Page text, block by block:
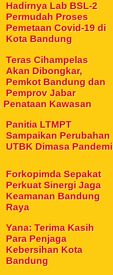
Hadirnya Lab BSL-2
Permudah Proses
Pemetaan Covid-19 di
Kota Bandung
Teras Cihampelas
Akan Dibongkar,
Pemkot Bandung dan
Pemprov Jabar
Penataan Kawasan
Panitia LTMPT
Sampaikan Perubahan
UTBK Dimasa Pandemi
Forkopimda Sepakat
Perkuat Sinergi Jaga
Keamanan Bandung
Raya
Yana: Terima Kasih
Para Penjaga
Kebersihan Kota
Bandung